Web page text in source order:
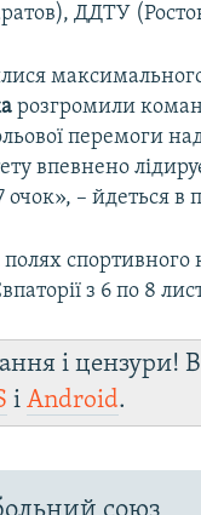
ДДТУ
розгромили
перемоги
впевнено
очок», – йдеться в
спортивного
з 6 по 8
і цензури!
іAndroid.